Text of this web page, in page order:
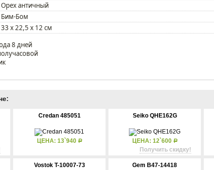
Орех античный
Бим-Бом
33 х 22,5 х 12 см
8 дней
Credan 485051
ЦЕНА: 13`940 Р
Seiko QHE162G
ЦЕНА: 12`600 Р
Получить скидку!
Vostok T-10007-73 Gem B47-14418